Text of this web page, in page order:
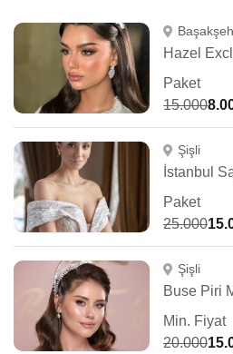
Paket
15.000
Şişli
İstanbul
Paket
25.000
Şişli
Min. Fiyat
20.000